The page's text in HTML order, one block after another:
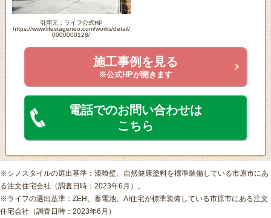
引用元：ライフ公式HP
https://www.lifestageneo.com/works/detail/
0000000128/
施工事例を見る
※公式HPが開きます
電話でのお問い合わせは
こちら
※シノスタイルの選出基準：漆喰壁、自然健康塗料を標準装備している市原市にあ
る注文住宅会社（調査日時：2023年6月）。
※ライフの選出基準：ZEH、蓄電池、AI住宅が標準装備している市原市にある注文
住宅会社（調査日時：2023年6月）